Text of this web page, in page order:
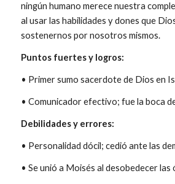
ningún humano merece nuestra
al usar las habilidades y dones que
sostenernos por nosotros mismos.
Puntos fuertes y logros:
• Primer sumo sacerdote de Dios en
• Comunicador efectivo; fue la boca
Debilidades y errores:
• Personalidad dócil; cedió ante las
• Se unió a Moisés al desobedecer